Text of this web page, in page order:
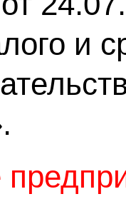
и